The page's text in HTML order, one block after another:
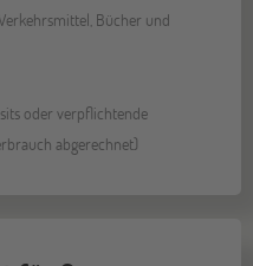
Bücher und
oder verpflichtende
abgerechnet)